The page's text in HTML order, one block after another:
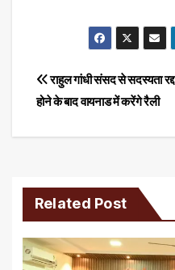
Post
navigation
राहुल गांधी संसद से सदस्यता रद्द
होने के बाद वायनाड में करेंगे रैली
Related Post